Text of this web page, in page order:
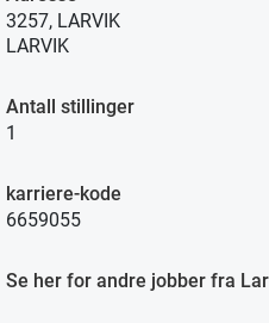
3257, LARVIK
LARVIK
Antall stillinger
1
karriere-kode
6659055
Se her for andre jobber fra